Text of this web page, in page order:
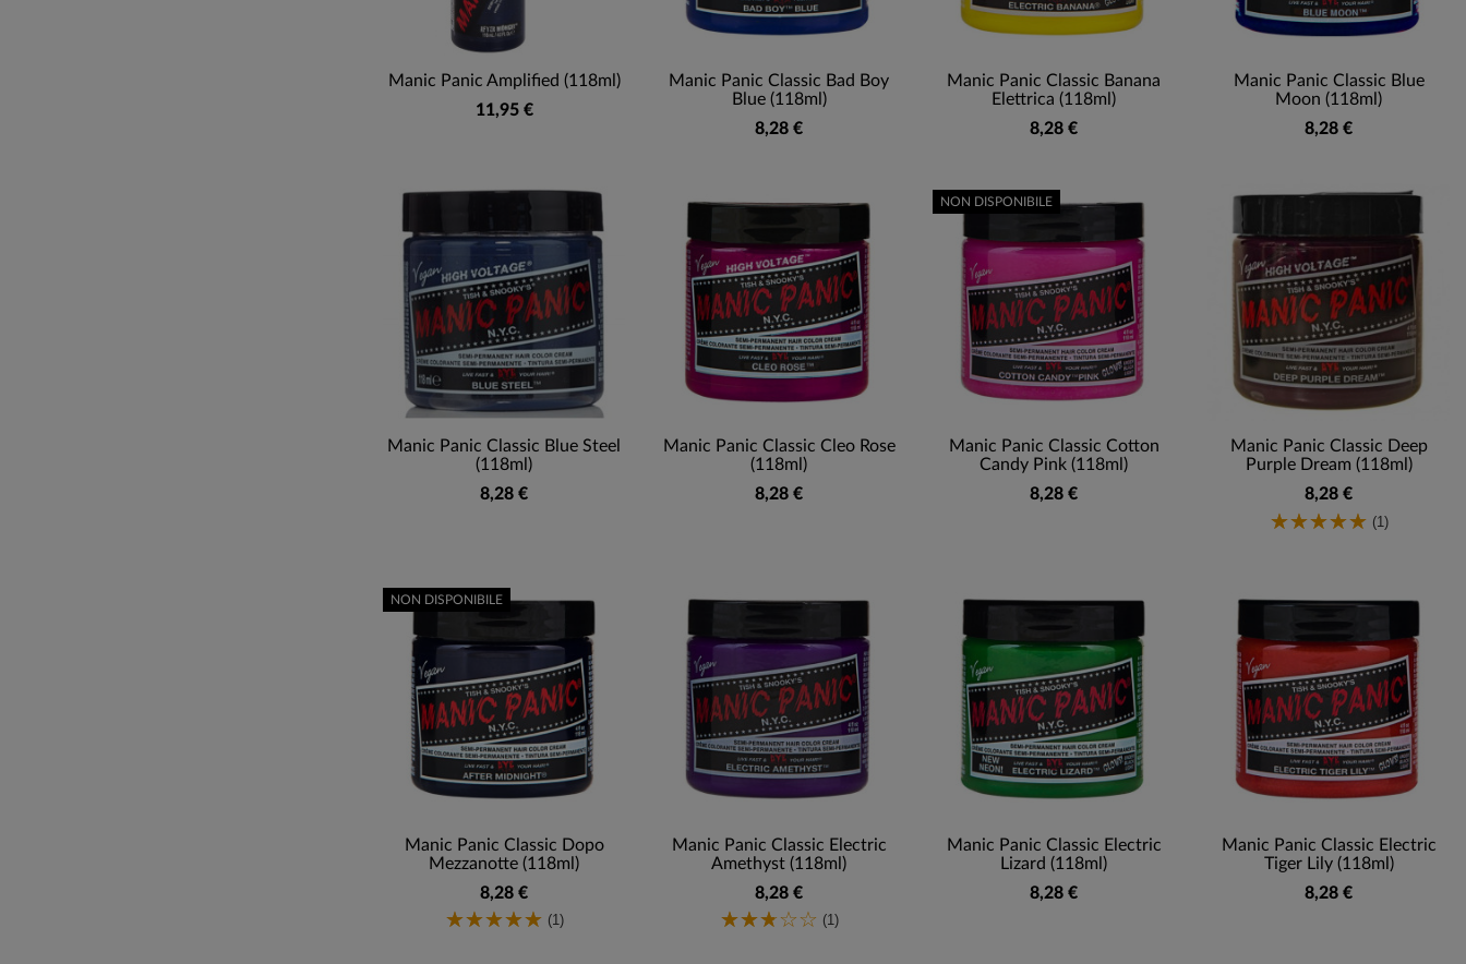
Manic Panic Amplified (118ml)
11,95 €
Manic Panic Classic Bad Boy
Blue (118ml)
8,28 €
Manic Panic Classic Banana
Elettrica (118ml)
8,28 €
Manic Panic Classic Blue
Moon (118ml)
8,28 €
Manic Panic Classic Blue Steel
(118ml)
8,28 €
Manic Panic Classic Cleo Rose
(118ml)
8,28 €
Manic Panic Classic Cotton
Candy Pink (118ml)
8,28 €
NON DISPONIBILE
Manic Panic Classic Deep
Purple Dream (118ml)
8,28 €
(1)
Manic Panic Classic Dopo
Mezzanotte (118ml)
8,28 €
(1)
NON DISPONIBILE
Manic Panic Classic Electric
Amethyst (118ml)
8,28 €
(1)
Manic Panic Classic Electric
Lizard (118ml)
8,28 €
Manic Panic Classic Electric
Tiger Lily (118ml)
8,28 €